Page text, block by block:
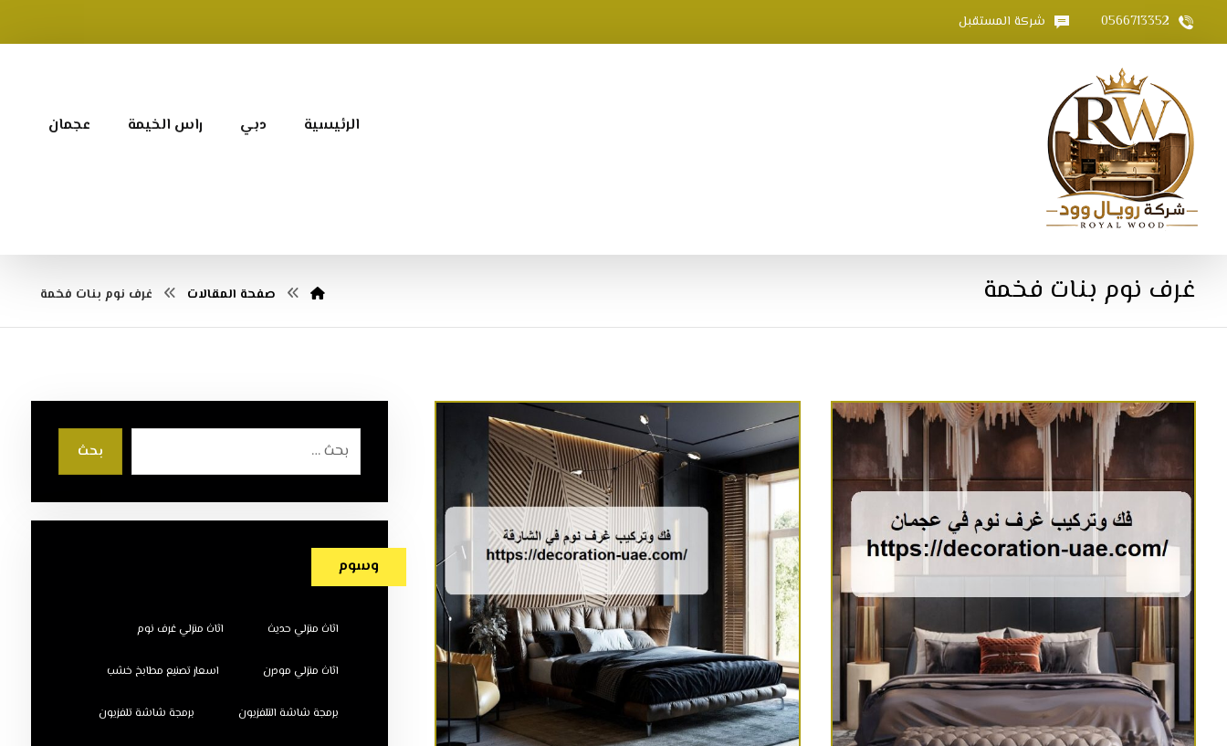
0566713352 شركة المستقبل
الرئيسية دبي راس الخيمة عجمان
غرف نوم بنات فخمة صفحة المقالات غرف نوم بنات فخمة
بحث
وسوم
اثاث منزلي حديث اثاث منزلي غرف نوم
اثاث منزلي مودرن اسعار تصنيع مطابخ خشب
برمجة شاشة التلفزيون برمجة شاشة تلفزيون